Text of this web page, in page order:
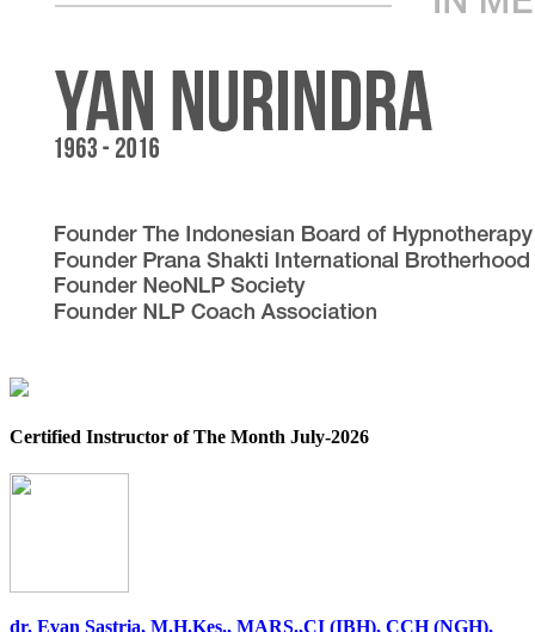
Certified Instructor of The Month July-2026
dr. Evan Sastria, M.H.Kes., MARS.,CI (IBH), CCH (NGH),